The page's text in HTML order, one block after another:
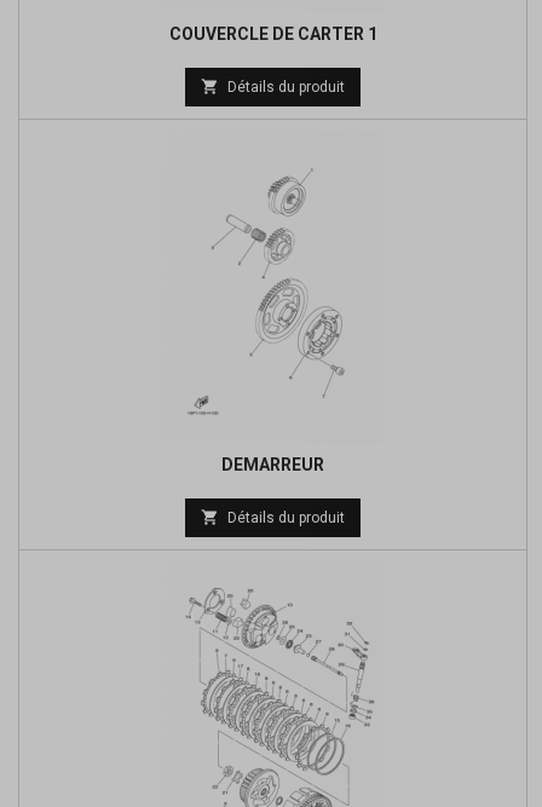
COUVERCLE DE CARTER 1
Prix
de
 Détails du produit
DEMARREUR
Prix
de
 Détails du produit